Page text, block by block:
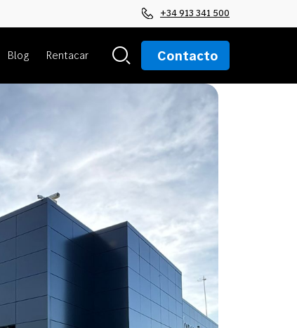
+34 913 341 500
Blog Rentacar Contacto